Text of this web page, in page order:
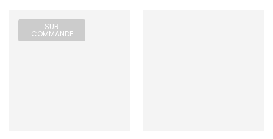
SUR
COMMANDE